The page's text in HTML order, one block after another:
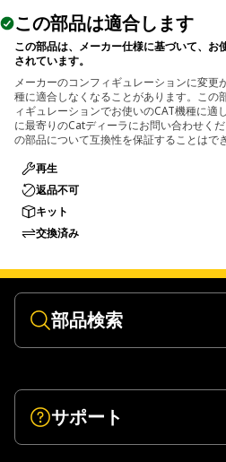
この部品は適合します
この部品は、メーカー仕様に基づいて、お
されています。
メーカーのコンフィギュレーションに変更
種に適合しなくなることがあります。この
ィギュレーションでお使いのCAT機種に適
に最寄りのCatディーラにお問い合わせく
の部品について互換性を保証することはで
再生
返品不可
キット
交換済み
部品検索
サポート